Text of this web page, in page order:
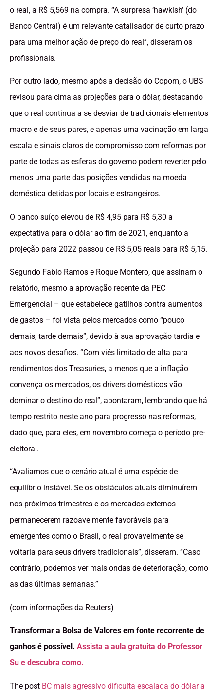
o real, a R$ 5,569 na compra. “A surpresa ‘hawkish’ (do
Banco Central) é um relevante catalisador de curto prazo
para uma melhor ação de preço do real”, disseram os
profissionais.
Por outro lado, mesmo após a decisão do Copom, o UBS
revisou para cima as projeções para o dólar, destacando
que o real continua a se desviar de tradicionais elementos
macro e de seus pares, e apenas uma vacinação em larga
escala e sinais claros de compromisso com reformas por
parte de todas as esferas do governo podem reverter pelo
menos uma parte das posições vendidas na moeda
doméstica detidas por locais e estrangeiros.
O banco suíço elevou de R$ 4,95 para R$ 5,30 a
expectativa para o dólar ao fim de 2021, enquanto a
projeção para 2022 passou de R$ 5,05 reais para R$ 5,15.
Segundo Fabio Ramos e Roque Montero, que assinam o
relatório, mesmo a aprovação recente da PEC
Emergencial – que estabelece gatilhos contra aumentos
de gastos – foi vista pelos mercados como “pouco
demais, tarde demais”, devido à sua aprovação tardia e
aos novos desafios. “Com viés limitado de alta para
rendimentos dos Treasuries, a menos que a inflação
convença os mercados, os drivers domésticos vão
dominar o destino do real”, apontaram, lembrando que há
tempo restrito neste ano para progresso nas reformas,
dado que, para eles, em novembro começa o período pré-
eleitoral.
“Avaliamos que o cenário atual é uma espécie de
equilíbrio instável. Se os obstáculos atuais diminuírem
nos próximos trimestres e os mercados externos
permanecerem razoavelmente favoráveis para
emergentes como o Brasil, o real provavelmente se
voltaria para seus drivers tradicionais”, disseram. “Caso
contrário, podemos ver mais ondas de deterioração, como
as das últimas semanas.”
(com informações da Reuters)
Transformar a Bolsa de Valores em fonte recorrente de
ganhos é possível. Assista a aula gratuita do Professor
Su e descubra como.
The post BC mais agressivo dificulta escalada do dólar a